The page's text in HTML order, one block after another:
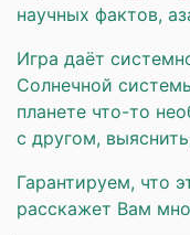
научных фактов,
Игра даёт
Солнечной
планете что-то
с другом,
Гарантируем, что
расскажет Вам